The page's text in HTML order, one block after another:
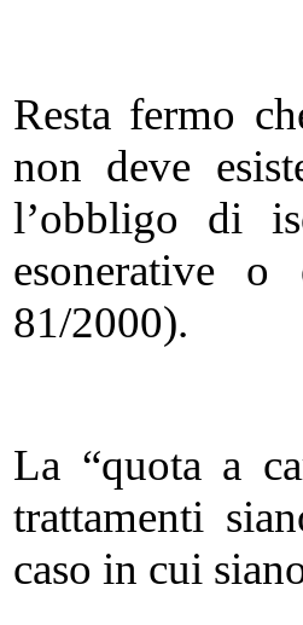
Resta fermo
non deve
l’obbligo di
esonerative
81/2000).
La “quota a
trattamenti
caso in cui